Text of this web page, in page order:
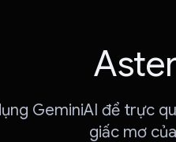
GeminiAI để trực
giấc mơ